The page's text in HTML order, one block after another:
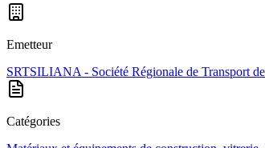
Emetteur
SRTSILIANA - Société Régionale de Transport
Catégories